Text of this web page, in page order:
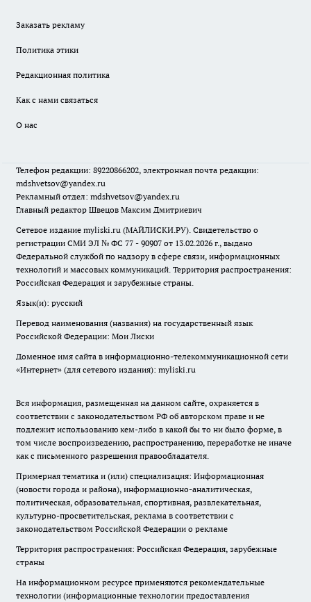
Заказать рекламу
Политика этики
Редакционная политика
Как с нами связаться
О нас
Телефон редакции: 89220866202, электронная почта редакции:
mdshvetsov@yandex.ru
Рекламный отдел: mdshvetsov@yandex.ru
Главный редактор Швецов Максим Дмитриевич
Сетевое издание myliski.ru (МАЙЛИСКИ.РУ). Свидетельство о
регистрации СМИ ЭЛ № ФС 77 - 90907 от 13.02.2026 г., выдано
Федеральной службой по надзору в сфере связи, информационных
технологий и массовых коммуникаций. Территория распространения:
Российская Федерация и зарубежные страны.
Язык(и): русский
Перевод наименования (названия) на государственный язык
Российской Федерации: Мои Лиски
Доменное имя сайта в информационно-телекоммуникационной сети
«Интернет» (для сетевого издания): myliski.ru
Вся информация, размещенная на данном сайте, охраняется в
соответствии с законодательством РФ об авторском праве и не
подлежит использованию кем-либо в какой бы то ни было форме, в
том числе воспроизведению, распространению, переработке не иначе
как с письменного разрешения правообладателя.
Примерная тематика и (или) специализация: Информационная
(новости города и района), информационно-аналитическая,
политическая, образовательная, спортивная, развлекательная,
культурно-просветительская, реклама в соответствии с
законодательством Российской Федерации о рекламе
Территория распространения: Российская Федерация, зарубежные
страны
На информационном ресурсе применяются рекомендательные
технологии (информационные технологии предоставления